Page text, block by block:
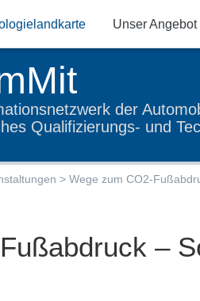
Unser Angebot
der
Qualifizierungs- und
Wege zum CO2-
–